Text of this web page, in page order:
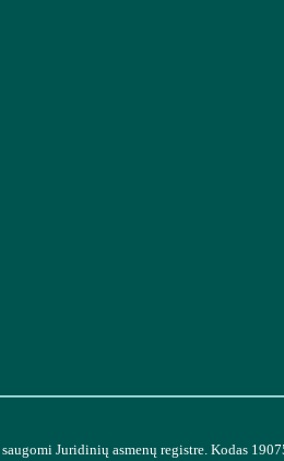
Juridinių asmenų registre. Kodas